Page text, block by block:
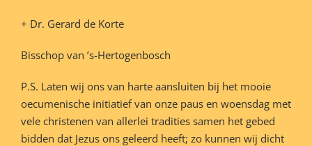
+ Dr. Gerard de Korte
Bisschop van ’s-Hertogenbosch
P.S. Laten wij ons van harte aansluiten bij het mooie
oecumenische initiatief van onze paus en woensdag met
vele christenen van allerlei tradities samen het gebed
bidden dat Jezus ons geleerd heeft; zo kunnen wij dicht